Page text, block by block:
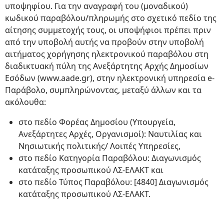
υποψηφίου. Για την αναγραφή του (μοναδικού)
κωδικού παραβόλου/πληρωμής στο σχετικό πεδίο της
αίτησης συμμετοχής τους, οι υποψήφιοι πρέπει πριν
από την υποβολή αυτής να προβούν στην υποβολή
αιτήματος χορήγησης ηλεκτρονικού παραβόλου στη
διαδικτυακή πύλη της Ανεξάρτητης Αρχής Δημοσίων
Εσόδων (www.aade.gr), στην ηλεκτρονική υπηρεσία e-
Παράβολο, συμπληρώνοντας, μεταξύ άλλων και τα
ακόλουθα:
στο πεδίο Φορέας Δημοσίου (Υπουργεία,
Ανεξάρτητες Αρχές, Οργανισμοί): Ναυτιλίας και
Νησιωτικής πολιτικής/ Λοιπές Υπηρεσίες,
στο πεδίο Κατηγορία Παραβόλου: Διαγωνισμός
κατάταξης προσωπικού ΛΣ-ΕΛΑΚΤ και
στο πεδίο Τύπος Παραβόλου: [4840] Διαγωνισμός
κατάταξης προσωπικού ΛΣ-ΕΛΑΚΤ.